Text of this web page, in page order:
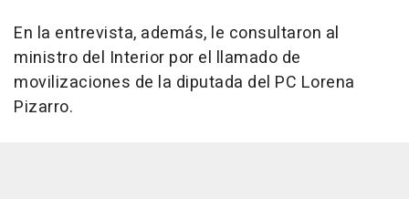
En la entrevista, además, le consultaron al
ministro del Interior por el llamado de
movilizaciones de la diputada del PC Lorena
Pizarro.